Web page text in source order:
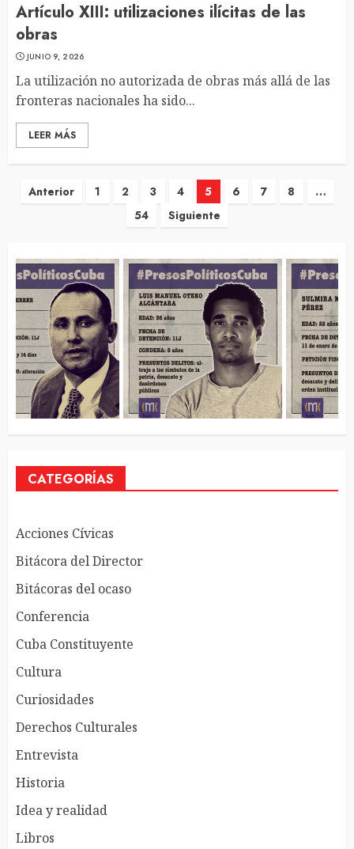
Artículo XIII: utilizaciones ilícitas de las
obras
JUNIO 9, 2026
La utilización no autorizada de obras más allá de las
fronteras nacionales ha sido...
LEER MÁS
Navegación
entradas
Anterior 1 2 3 4 5 6 7 8
…
54
Siguiente
CATEGORÍAS
Acciones Cívicas
Bitácora del Director
Bitácoras del ocaso
Conferencia
Cuba Constituyente
Cultura
Curiosidades
Derechos Culturales
Entrevista
Historia
Idea y realidad
Libros